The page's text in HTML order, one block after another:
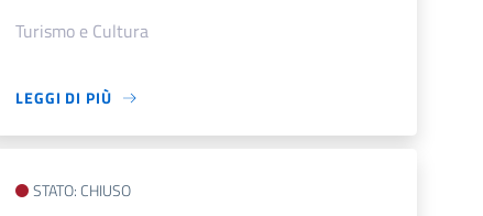
Turismo e Cultura
LEGGI DI PIÙ
STATO: CHIUSO